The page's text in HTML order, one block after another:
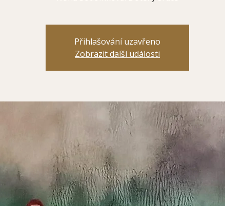
Přihlašování uzavřeno
Zobrazit další události